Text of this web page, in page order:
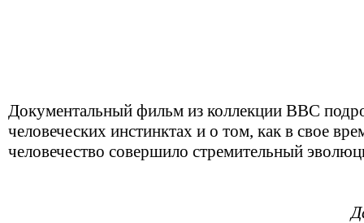
Документальный фильм из коллекции ВВС
человеческих инстинктах и о том, как в свое
человечество совершило стремительный